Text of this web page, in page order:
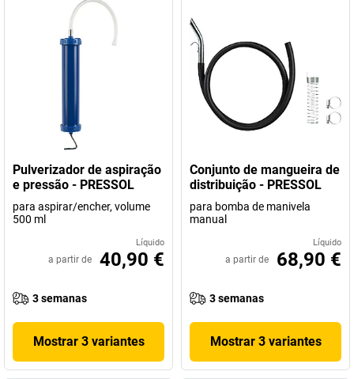
Pulverizador de aspiração
e pressão - PRESSOL
para aspirar/encher, volume
500 ml
Líquido
a partir de 40,90 €
3 semanas
Mostrar 3 variantes
Conjunto de mangueira de
distribuição - PRESSOL
para bomba de manivela
manual
Líquido
a partir de 68,90 €
3 semanas
Mostrar 3 variantes